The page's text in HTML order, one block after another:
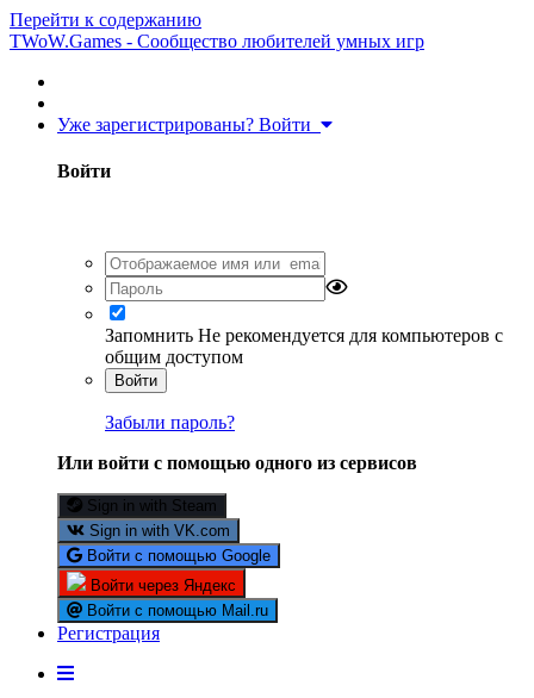
Перейти к содержанию
TWoW.Games - Сообщество любителей умных игр
Уже зарегистрированы? Войти
Войти
Запомнить Не рекомендуется для компьютеров с
общим доступом
Войти
Забыли пароль?
Или войти с помощью одного из сервисов
Sign in with Steam
Sign in with VK.com
Войти с помощью Google
Войти через Яндекс
Войти с помощью Mail.ru
Регистрация